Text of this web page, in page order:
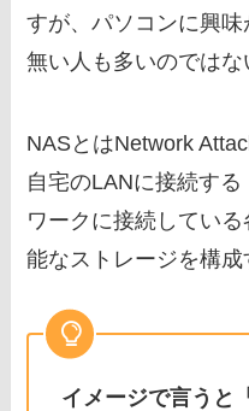
すが、パソコンに興
無い人も多いのではな
NASとはNetwork
自宅のLANに接続す
ワークに接続してい
能なストレージを構成
イメージで言うと